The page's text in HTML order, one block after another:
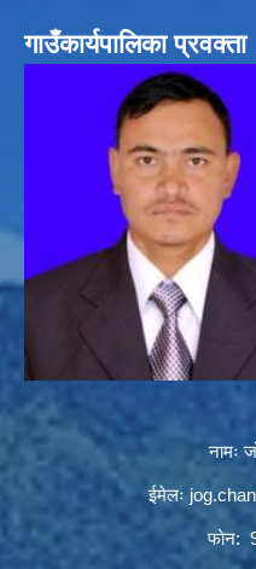
गाउँकार्यपालिका प्रवक्ता
नामः
ईमेलः
फोन: